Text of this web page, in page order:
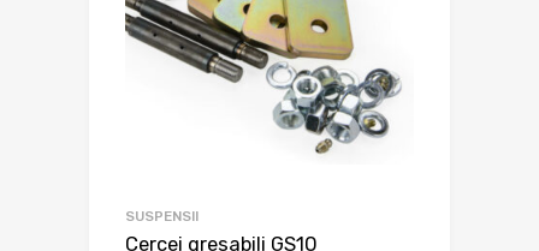
SUSPENSII
Cercei gresabili GS10